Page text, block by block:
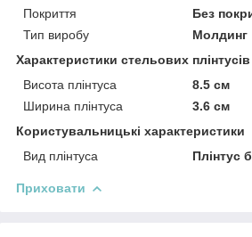
Покриття
Без
Тип виробу
Молдинг
Характеристики стельових плінтусів
Висота плінтуса
8.5 см
Ширина плінтуса
3.6 см
Користувальницькі характеристики
Вид плінтуса
Плінтус
Приховати